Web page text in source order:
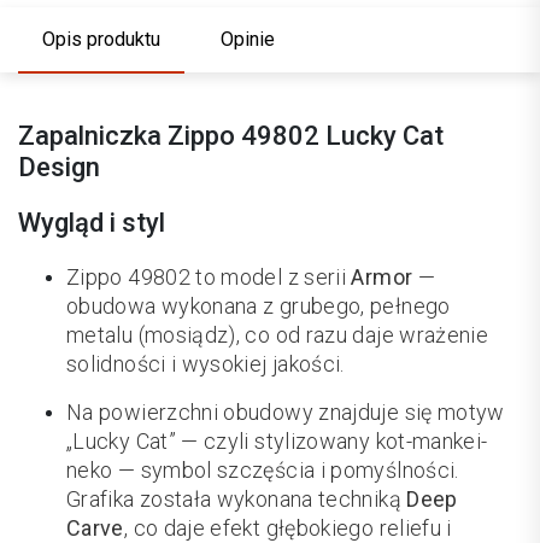
Opis produktu Opinie
Zapalniczka Zippo 49802 Lucky Cat
Design
Wygląd i styl
Zippo 49802 to model z seriiArmor —
obudowa wykonana z grubego, pełnego
metalu (mosiądz), co od razu daje wrażenie
solidności i wysokiej jakości.
Na powierzchni obudowy znajduje się motyw
„Lucky Cat” — czyli stylizowany kot-mankei-
neko — symbol szczęścia i pomyślności.
Grafika została wykonana techniką Deep
Carve, co daje efekt głębokiego reliefu i